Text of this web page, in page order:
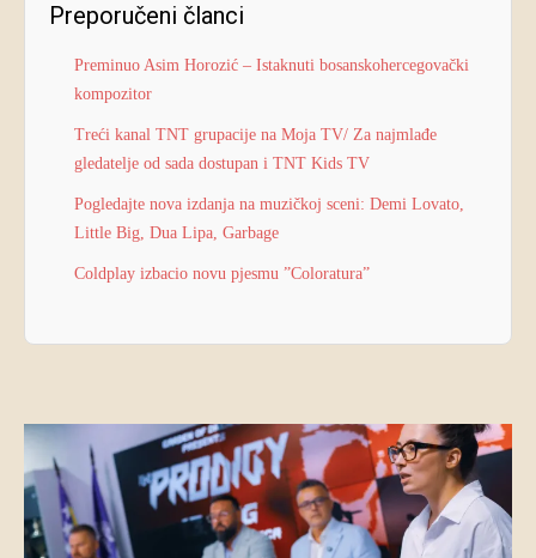
Preporučeni članci
Preminuo Asim Horozić – Istaknuti bosanskohercegovački
kompozitor
Treći kanal TNT grupacije na Moja TV/ Za najmlađe
gledatelje od sada dostupan i TNT Kids TV
Pogledajte nova izdanja na muzičkoj sceni: Demi Lovato,
Little Big, Dua Lipa, Garbage
Coldplay izbacio novu pjesmu ”Coloratura”